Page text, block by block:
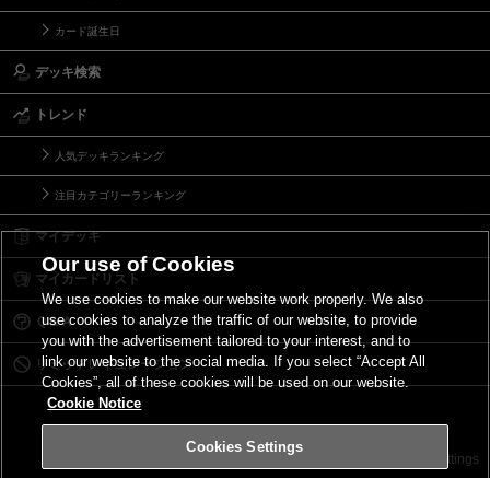
カード誕生日
デッキ検索
トレンド
人気デッキランキング
注目カテゴリーランキング
マイデッキ
マイカードリスト
Ｑ＆Ａ
リミットレギュレーション
サイトポリシー Cookies Settings
Our use of Cookies
We use cookies to make our website work properly. We also
use cookies to analyze the traffic of our website, to provide
you with the advertisement tailored to your interest, and to
link our website to the social media. If you select “Accept All
Cookies”, all of these cookies will be used on our website.
Cookie Notice
Cookies Settings